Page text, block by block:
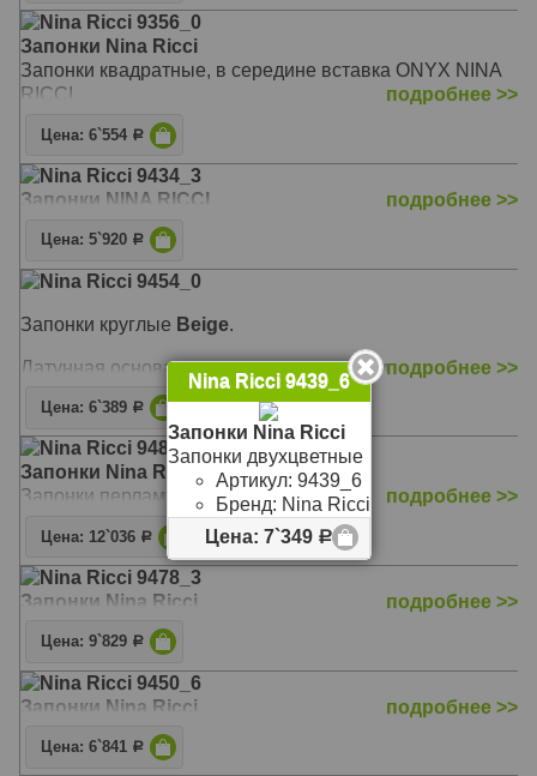
Nina Ricci 9356_0
Запонки Nina Ricci
Запонки квадратные, в середине вставка ONYX NINA
RICCI
подробнее >>
Цена: 6`554 Р
Nina Ricci 9434_3
Запонки NINA RICCI
подробнее >>
Цена: 5`920 Р
Nina Ricci 9454_0
Запонки круглые Beige.
Латунная основа с родиевым покрытием.подробнее >>
Цена: 6`389 Р
Nina Ricci 9483_9
Запонки Nina Ricci
Запонки перламутр
подробнее >>
Цена: 12`036 Р
Nina Ricci 9478_3
Запонки Nina Ricci
подробнее >>
Цена: 9`829 Р
Nina Ricci 9450_6
Запонки Nina Ricci
подробнее >>
Цена: 6`841 Р
Nina Ricci 9439_6
Запонки Nina Ricci
Запонки двухцветные
Артикул: 9439_6
Бренд: Nina Ricci
Цена: 7`349 Р